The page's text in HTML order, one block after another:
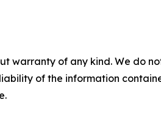
warranty of any kind. We do
of the information